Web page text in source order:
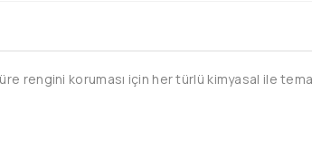
rengini koruması için her türlü kimyasal ile